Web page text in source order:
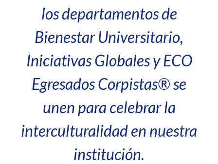
los departamentos de
Bienestar Universitario,
Iniciativas Globales y ECO
Egresados Corpistas® se
unen para celebrar la
interculturalidad en nuestra
institución.